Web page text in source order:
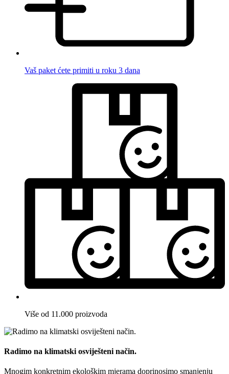
Vaš paket ćete primiti u roku 3 dana
Više od 11.000 proizvoda
Radimo na klimatski osviješteni način.
Mnogim konkretnim ekološkim mjerama doprinosimo smanjenju